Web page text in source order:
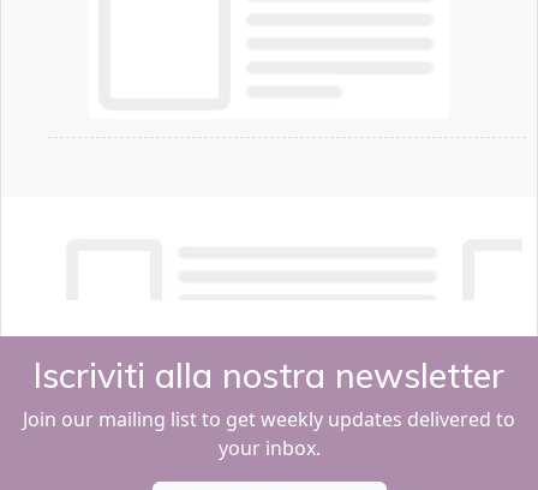
Iscriviti alla nostra newsletter
Join our mailing list to get weekly updates delivered to
your inbox.